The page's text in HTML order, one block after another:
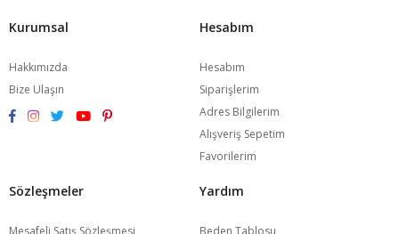
Kurumsal
Hakkımızda
Bize Ulaşın
Hesabım
Hesabım
Siparişlerim
Adres Bilgilerim
Alışveriş Sepetim
Favorilerim
Sözleşmeler
Mesafeli Satış Sözleşmesi
Yardım
Beden Tablosu